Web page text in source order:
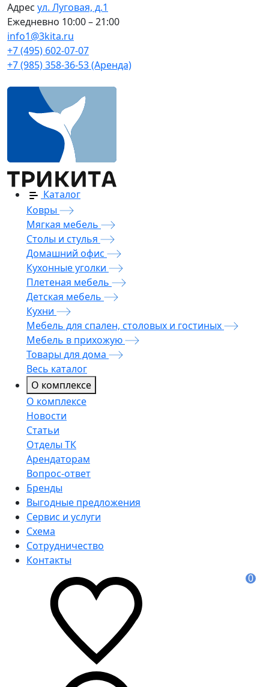
Адрес ул. Луговая, д.1
Ежедневно 10:00 – 21:00
info1@3kita.ru
+7 (495) 602-07-07
+7 (985) 358-36-53 (Аренда)
Каталог
Ковры
Мягкая мебель
Столы и стулья
Домашний офис
Кухонные уголки
Плетеная мебель
Детская мебель
Кухни
Мебель для спален, столовых и гостиных
Мебель в прихожую
Товары для дома
Весь каталог
О комплексе
О комплексе
Новости
Статьи
Отделы ТК
Арендаторам
Вопрос-ответ
Бренды
Выгодные предложения
Сервис и услуги
Схема
Сотрудничество
Контакты
0